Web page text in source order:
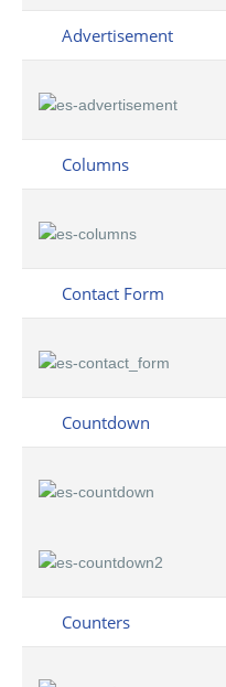
Advertisement
Columns
Contact Form
Countdown
Counters